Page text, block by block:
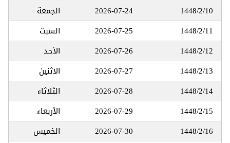
1448/2/10
2026-07-24
الجمعة
1448/2/11
2026-07-25
السبت
1448/2/12
2026-07-26
الأحد
1448/2/13
2026-07-27
الاثنين
1448/2/14
2026-07-28
الثلاثاء
1448/2/15
2026-07-29
الأربعاء
1448/2/16
2026-07-30
الخميس